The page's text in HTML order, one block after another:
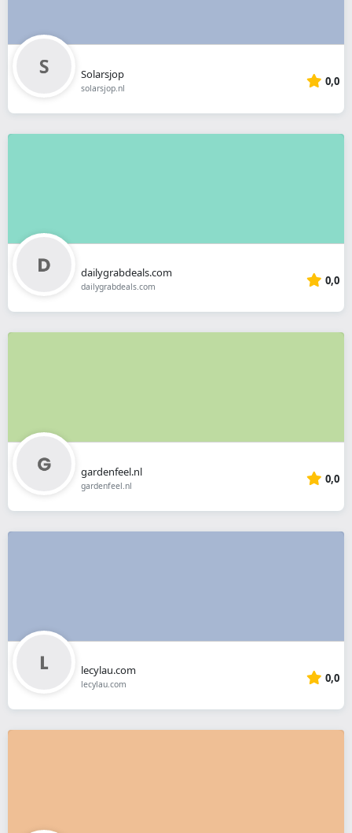
Solarsjop
solarsjop.nl 0,0
dailygrabdeals.com
dailygrabdeals.com 0,0
gardenfeel.nl
gardenfeel.nl 0,0
lecylau.com
lecylau.com 0,0